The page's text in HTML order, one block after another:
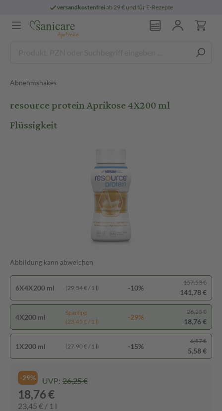
versandkostenfreiab 29 € und für E-Rezepte
Abnehmshakes
resource protein Aprikose 4X200 ml
Flüssigkeit
Abbildung kann abweichen
6X4X200 ml (29,54 € / 1 l) -10%
157,53 €
141,78 €
4X200 ml
Spartipp
(23,45 € / 1 l)
-29%
26,25 €
18,76 €
1X200 ml (27,90 € / 1 l) -15%
6,57 €
5,58 €
-29% UVP: 26,25 €
18,76 €
23,45 € / 1 l